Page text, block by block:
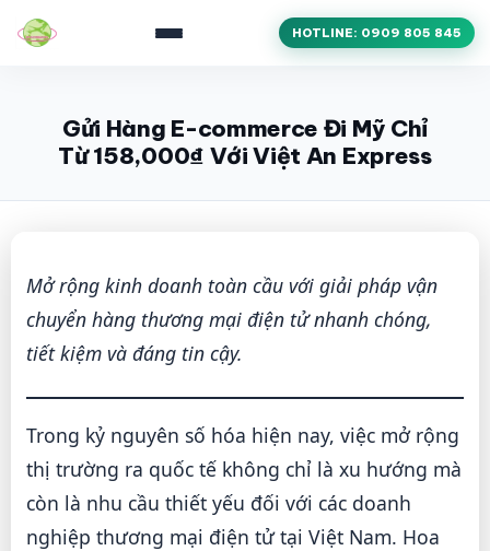
HOTLINE: 0909 805 845
Gửi Hàng E-commerce Đi Mỹ Chỉ
Từ 158,000₫ Với Việt An Express
Mở rộng kinh doanh toàn cầu với giải pháp vận
chuyển hàng thương mại điện tử nhanh chóng,
tiết kiệm và đáng tin cậy.
Trong kỷ nguyên số hóa hiện nay, việc mở rộng
thị trường ra quốc tế không chỉ là xu hướng mà
còn là nhu cầu thiết yếu đối với các doanh
nghiệp thương mại điện tử tại Việt Nam. Hoa